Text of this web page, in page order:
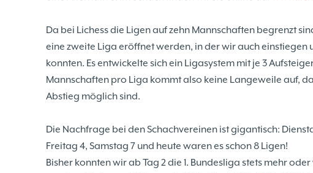
Da bei Lichess die Ligen auf zehn Mannschaften begrenzt
eine zweite Liga eröffnet werden, in der wir auch einstiegen
konnten. Es entwickelte sich ein Ligasystem mit je 3
Mannschaften pro Liga kommt also keine Langeweile auf,
Abstieg möglich sind.
Die Nachfrage bei den Schachvereinen ist gigantisch:
Freitag 4, Samstag 7 und heute waren es schon 8 Ligen!
Bisher konnten wir ab Tag 2 die 1. Bundesliga stets mehr